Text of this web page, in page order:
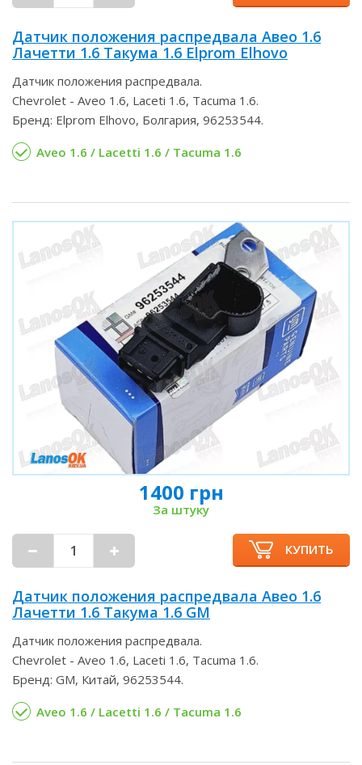
Датчик положения распредвала Авео 1.6
Лачетти 1.6 Такума 1.6 Elprom Elhovo
Датчик положения распредвала.
Chevrolet - Aveo 1.6, Laceti 1.6, Tacuma 1.6.
Бренд: Elprom Elhovo, Болгария, 96253544.
Aveo 1.6 / Lacetti 1.6 / Tacuma 1.6
1400 грн
За штуку
КУПИТЬ
Датчик положения распредвала Авео 1.6
Лачетти 1.6 Такума 1.6 GM
Датчик положения распредвала.
Chevrolet - Aveo 1.6, Laceti 1.6, Tacuma 1.6.
Бренд: GM, Китай, 96253544.
Aveo 1.6 / Lacetti 1.6 / Tacuma 1.6